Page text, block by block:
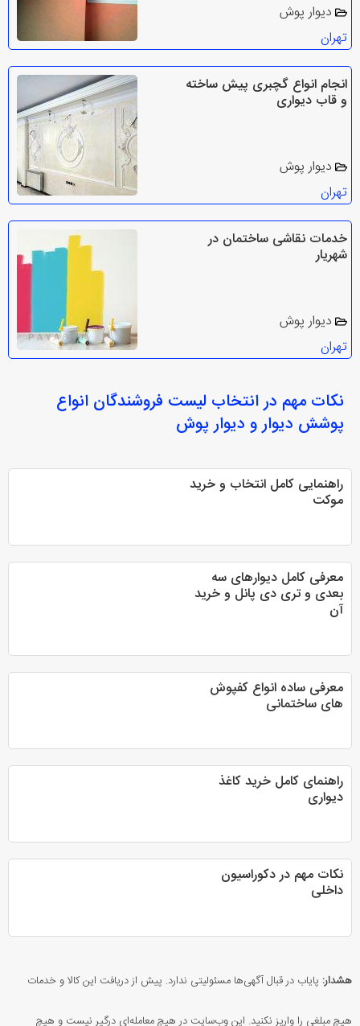
دیوار پوش
تهران
انجام انواع گچبری پیش ساخته
و قاب دیواری
دیوار پوش
تهران
خدمات نقاشی ساختمان در
شهریار
دیوار پوش
تهران
نکات مهم در انتخاب لیست فروشندگان انواع
پوشش دیوار و دیوار پوش
راهنمایی کامل انتخاب و خرید
موکت
معرفی کامل دیوارهای سه‌
بعدی و تری دی پانل و خرید
آن
معرفی ساده انواع کفپوش
های ساختمانی
راهنمای کامل خرید کاغذ
دیواری
نکات مهم در دکوراسیون
داخلی
هشدار: پایاب در قبال آگهی‌ها مسئولیتی ندارد. پیش از دریافت این کالا و خدمات
هیچ مبلغی را واریز نکنید. این وب‌سایت در هیچ معامله‌ای درگیر نیست و هیچ